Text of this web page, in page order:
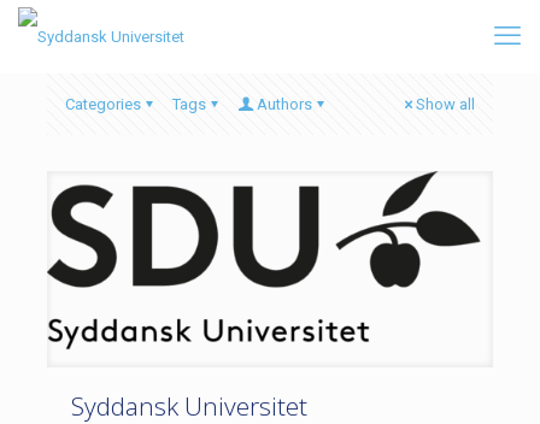
Categories Tags Authors Show all
Syddansk Universitet